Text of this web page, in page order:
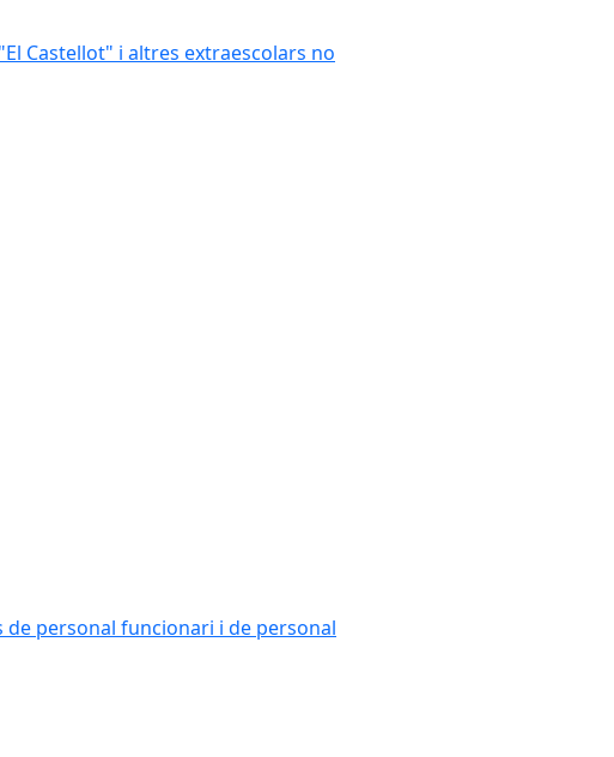
Castellot" i altres extraescolars no
de personal funcionari i de personal